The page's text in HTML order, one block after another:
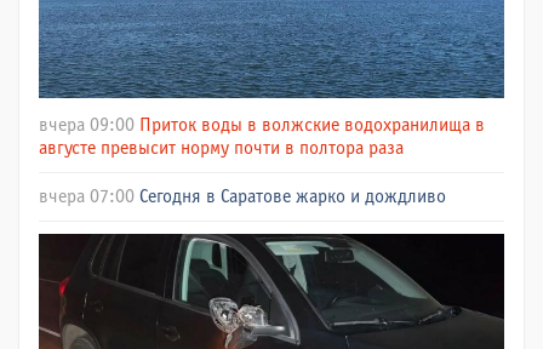
вчера 09:00 Приток воды в волжские водохранилища в
августе превысит норму почти в полтора раза
вчера 07:00 Сегодня в Саратове жарко и дождливо